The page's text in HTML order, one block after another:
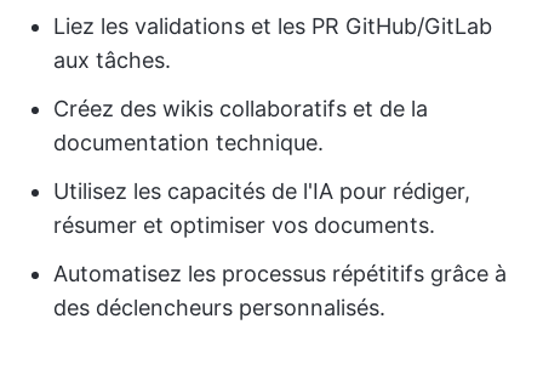
Liez les validations et les PR GitHub/GitLab
aux tâches.
Créez des wikis collaboratifs et de la
documentation technique.
Utilisez les capacités de l'IA pour rédiger,
résumer et optimiser vos documents.
Automatisez les processus répétitifs grâce à
des déclencheurs personnalisés.